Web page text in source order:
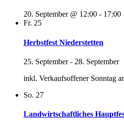
20. September @ 12:00 - 17:00
Fr. 25
Herbstfest Niederstetten
25. September- 28. September
inkl. Verkaufsoffener Sonntag
So. 27
Landwirtschaftliches